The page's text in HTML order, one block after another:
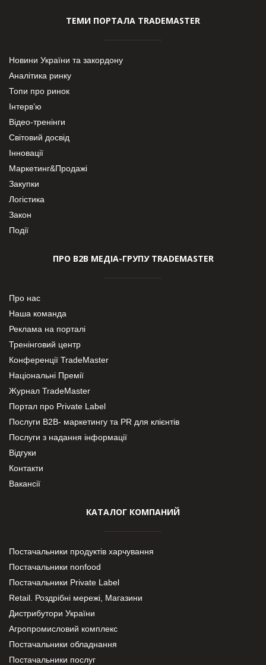
ТЕМИ ПОРТАЛА TRADEMASTER
Новини України та закордону
Аналітика ринку
Топи про ринок
Інтерв’ю
Відео-тренінги
Світовий досвід
Інновації
Маркетинг&Продажі
Закупки
Логістика
Закон
Події
ПРО В2В МЕДІА-ГРУПУ TRADEMASTER
Про нас
Наша команда
Реклама на порталі
Тренінговий центр
Конференції TradeMaster
Національні Премії
Журнал TradeMaster
Портал про Private Label
Послуги В2В- маркетингу та PR для клієнтів
Послуги з надання інформації
Відгуки
Контакти
Вакансії
КАТАЛОГ КОМПАНИЙ
Постачальники продуктів харчування
Постачальники nonfood
Постачальники Private Label
Retail. Роздрібні мережі, Магазини
Дистрибутори України
Агропромисловий комплекс
Постачальники обладнання
Постачальники послуг